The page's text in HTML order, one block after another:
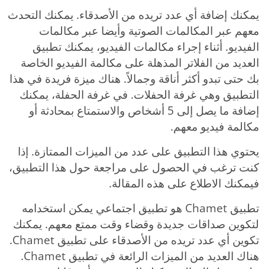
يمكنك إضافة أي عدد تريده من الأصدقاء. يمكنك التحدث
معهم عبر المكالمات الصوتية وأيضا عبر مكالمات
الفيديو. أثناء إجراء مكالمات الفيديو، يمكنك تطبيق
العديد من الفلاتر المذهلة على مكالمة الفيديو الخاصة
بك حتى تبدو أكثر أناقة وجمالاً. هناك ميزة فريدة في هذا
التطبيق وهي غرفة الحفلات. في غرفة الحفلة، يمكنك
إضافة ما يصل إلى 5 أشخاص والاستمتاع بمحادثة أو
مكالمة فيديو معهم.
يحتوي هذا التطبيق على عدد من الميزات الممتازة. إذا
كنت ترغب في الحصول على مراجعة حول هذا التطبيق،
فيمكنك الاطلاع على هذه المقالة.
تطبيق Chamet هو تطبيق اجتماعي يمكن استخدامه
لتكوين صداقات جديدة وقضاء وقت ممتع معهم. يمكنك
تكوين أي عدد تريده من الأصدقاء على تطبيق Chamet.
هناك العديد من الميزات الرائعة في تطبيق Chamet.